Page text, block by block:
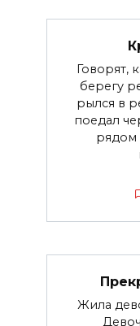
Говорят,
берегу
рылся в
поедал
рядом
Жила